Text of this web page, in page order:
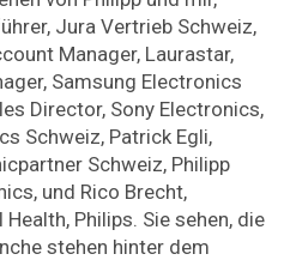
Jura Vertrieb Schweiz,
Manager, Laurastar,
Samsung Electronics
Director, Sony Electronics,
Schweiz, Patrick Egli,
Schweiz, Philipp
und Rico Brecht,
Philips. Sie sehen, die
stehen hinter dem